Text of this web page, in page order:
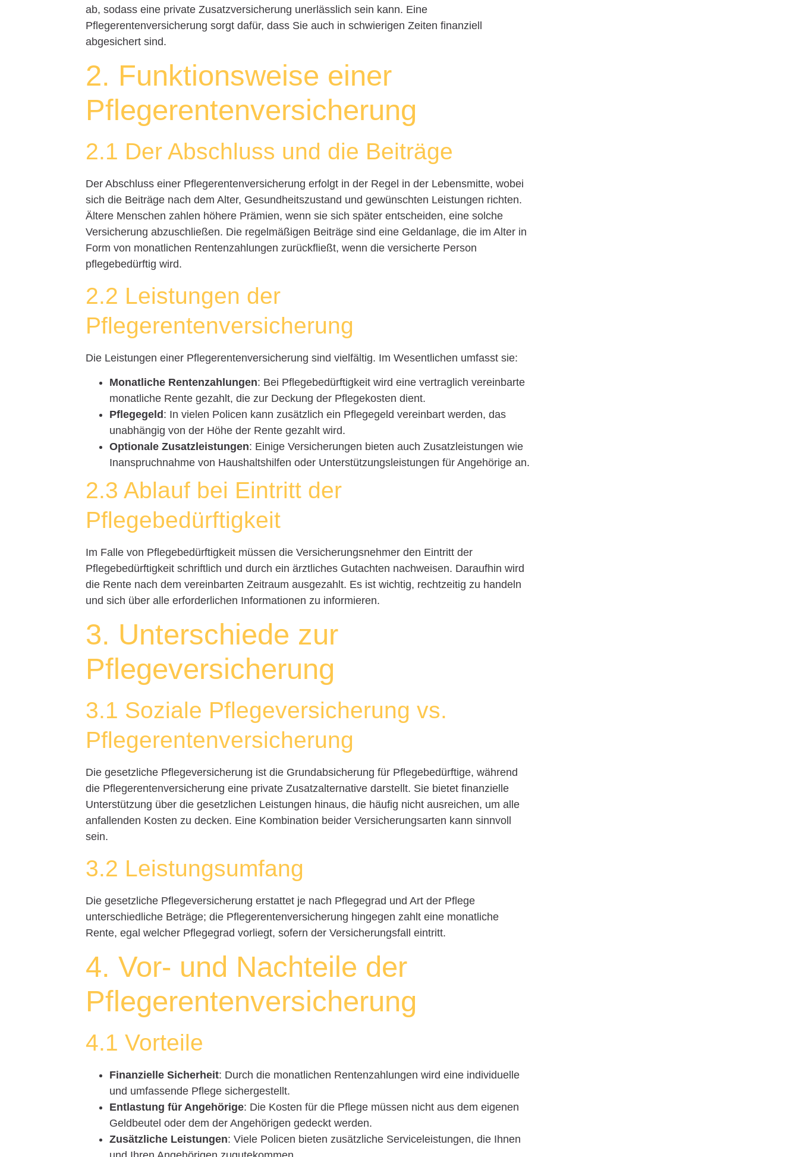
ab, sodass eine private Zusatzversicherung unerlässlich sein kann. Eine
Pflegerentenversicherung sorgt dafür, dass Sie auch in schwierigen Zeiten finanziell
abgesichert sind.
2. Funktionsweise einer
Pflegerentenversicherung
2.1 Der Abschluss und die Beiträge
Der Abschluss einer Pflegerentenversicherung erfolgt in der Regel in der Lebensmitte, wobei
sich die Beiträge nach dem Alter, Gesundheitszustand und gewünschten Leistungen richten.
Ältere Menschen zahlen höhere Prämien, wenn sie sich später entscheiden, eine solche
Versicherung abzuschließen. Die regelmäßigen Beiträge sind eine Geldanlage, die im Alter in
Form von monatlichen Rentenzahlungen zurückfließt, wenn die versicherte Person
pflegebedürftig wird.
2.2 Leistungen der
Pflegerentenversicherung
Die Leistungen einer Pflegerentenversicherung sind vielfältig. Im Wesentlichen umfasst sie:
Monatliche Rentenzahlungen: Bei Pflegebedürftigkeit wird eine vertraglich vereinbarte
monatliche Rente gezahlt, die zur Deckung der Pflegekosten dient.
Pflegegeld: In vielen Policen kann zusätzlich ein Pflegegeld vereinbart werden, das
unabhängig von der Höhe der Rente gezahlt wird.
Optionale Zusatzleistungen: Einige Versicherungen bieten auch Zusatzleistungen wie
Inanspruchnahme von Haushaltshilfen oder Unterstützungsleistungen für Angehörige an.
2.3 Ablauf bei Eintritt der
Pflegebedürftigkeit
Im Falle von Pflegebedürftigkeit müssen die Versicherungsnehmer den Eintritt der
Pflegebedürftigkeit schriftlich und durch ein ärztliches Gutachten nachweisen. Daraufhin wird
die Rente nach dem vereinbarten Zeitraum ausgezahlt. Es ist wichtig, rechtzeitig zu handeln
und sich über alle erforderlichen Informationen zu informieren.
3. Unterschiede zur
Pflegeversicherung
3.1 Soziale Pflegeversicherung vs.
Pflegerentenversicherung
Die gesetzliche Pflegeversicherung ist die Grundabsicherung für Pflegebedürftige, während
die Pflegerentenversicherung eine private Zusatzalternative darstellt. Sie bietet finanzielle
Unterstützung über die gesetzlichen Leistungen hinaus, die häufig nicht ausreichen, um alle
anfallenden Kosten zu decken. Eine Kombination beider Versicherungsarten kann sinnvoll
sein.
3.2 Leistungsumfang
Die gesetzliche Pflegeversicherung erstattet je nach Pflegegrad und Art der Pflege
unterschiedliche Beträge; die Pflegerentenversicherung hingegen zahlt eine monatliche
Rente, egal welcher Pflegegrad vorliegt, sofern der Versicherungsfall eintritt.
4. Vor- und Nachteile der
Pflegerentenversicherung
4.1 Vorteile
Finanzielle Sicherheit: Durch die monatlichen Rentenzahlungen wird eine individuelle
und umfassende Pflege sichergestellt.
Entlastung für Angehörige: Die Kosten für die Pflege müssen nicht aus dem eigenen
Geldbeutel oder dem der Angehörigen gedeckt werden.
Zusätzliche Leistungen: Viele Policen bieten zusätzliche Serviceleistungen, die Ihnen